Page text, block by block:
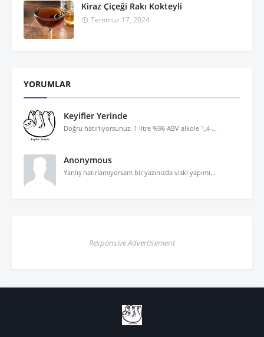
Kiraz Çiçeği Rakı Kokteyli
Temmuz 17, 2024
YORUMLAR
Keyifler Yerinde
Doğru hatırlıyorsunuz. 1 litre %96 ABV alkole 1,4 ...
Anonymous
Yanlış hatırlamıyorsam bir yazınızda viski yapımı...
Responsive Advertisement